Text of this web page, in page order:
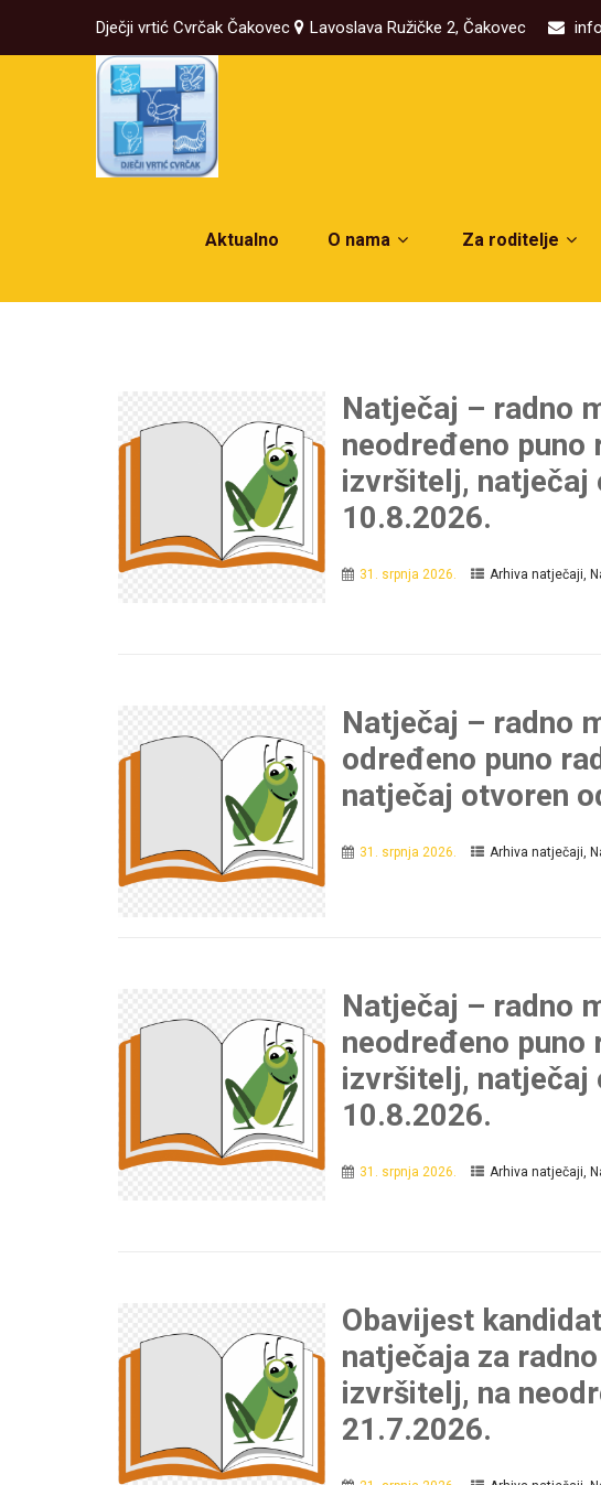
Dječji vrtić Cvrčak Čakovec Lavoslava Ružičke 2, Čakovec
Aktualno O nama Za roditelje
Natječaj – radno
neodređeno puno
izvršitelj, natječaj
10.8.2026.
31. srpnja 2026. Arhiva natječaji,
Natječaj – radno
određeno puno
natječaj otvoren
31. srpnja 2026. Arhiva natječaji,
Natječaj – radno
neodređeno puno
izvršitelj, natječaj
10.8.2026.
31. srpnja 2026. Arhiva natječaji,
Obavijest
natječaja za
izvršitelj, na
21.7.2026.